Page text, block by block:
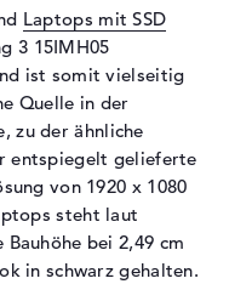
entspiegelt, LED-
IPS
Laptops mit SSD
3 15IMH05
ist somit vielseitig
Quelle in der
zu der ähnliche
entspiegelt gelieferte
von 1920 x 1080
steht laut
bei 2,49 cm
in schwarz gehalten.